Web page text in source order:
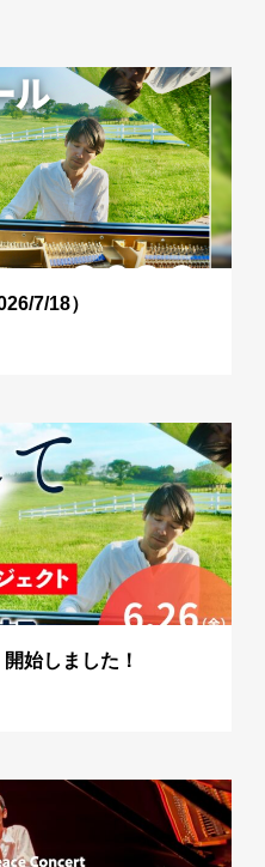
7/18）
始しました！